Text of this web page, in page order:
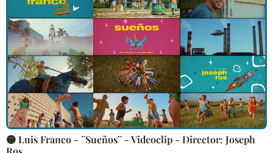
🟡 Luis Franco - ¨Sueños¨ - Videoclip - Director: Joseph